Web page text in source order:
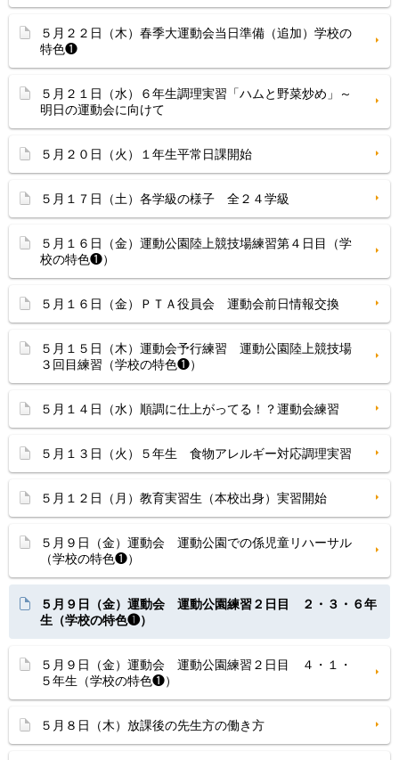
５月２２日（木）春季大運動会当日準備（追加）学校の
特色❶
５月２１日（水）６年生調理実習「ハムと野菜炒め」～
明日の運動会に向けて
５月２０日（火）１年生平常日課開始
５月１７日（土）各学級の様子 全２４学級
５月１６日（金）運動公園陸上競技場練習第４日目（学
校の特色❶）
５月１６日（金）ＰＴＡ役員会 運動会前日情報交換
５月１５日（木）運動会予行練習 運動公園陸上競技場
３回目練習（学校の特色❶）
５月１４日（水）順調に仕上がってる！？運動会練習
５月１３日（火）５年生 食物アレルギー対応調理実習
５月１２日（月）教育実習生（本校出身）実習開始
５月９日（金）運動会 運動公園での係児童リハーサル
（学校の特色❶）
５月９日（金）運動会 運動公園練習２日目 ２・３・６年
生（学校の特色❶）
５月９日（金）運動会 運動公園練習２日目 ４・１・
５年生（学校の特色❶）
５月８日（木）放課後の先生方の働き方